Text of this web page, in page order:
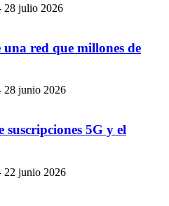
28 julio 2026
una red que millones de
28 junio 2026
suscripciones 5G y el
22 junio 2026